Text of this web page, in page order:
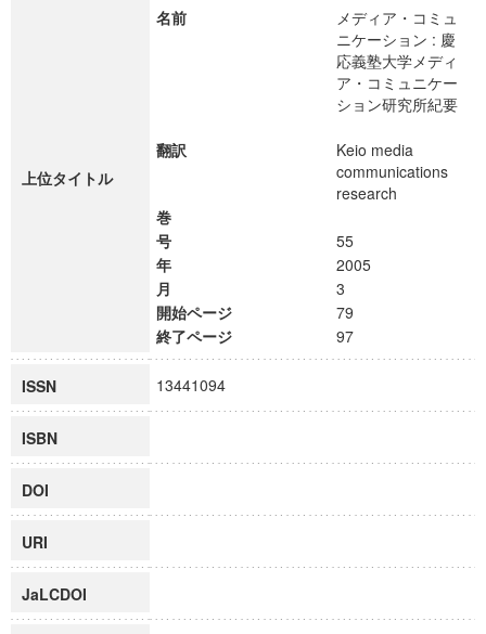
上位タイトル
名前
メディア・コミュ
ニケーション : 慶
応義塾大学メディ
ア・コミュニケー
ション研究所紀要
翻訳
Keio media
communications
research
巻
号
55
年
2005
月
3
開始ページ
79
終了ページ
97
ISSN 13441094
ISBN
DOI
URI
JaLCDOI